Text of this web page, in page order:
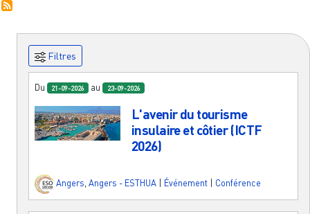
Filtres
Du 21-09-2026 au 23-09-2026
L'avenir du tourisme
insulaire et côtier (ICTF
2026)
Angers Angers - ESTHUA Événement Conférence